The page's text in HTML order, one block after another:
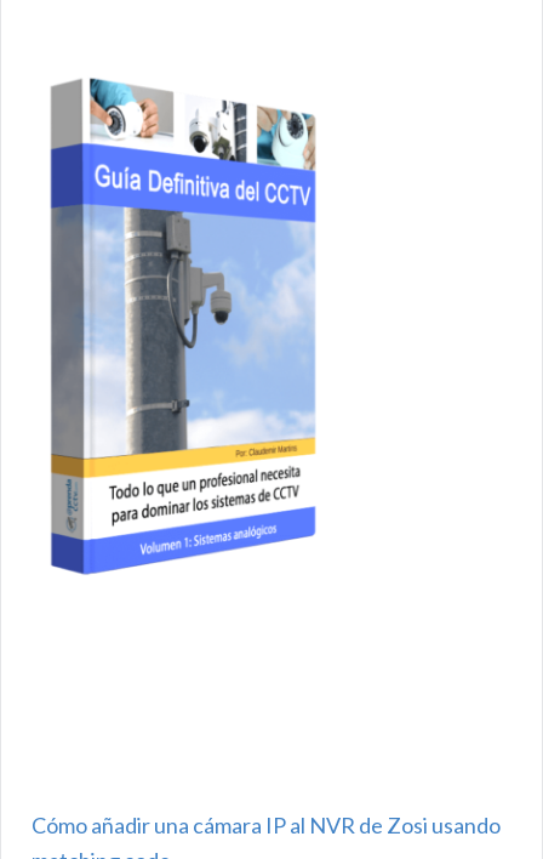
Cómo añadir una cámara IP al NVR de Zosi usando